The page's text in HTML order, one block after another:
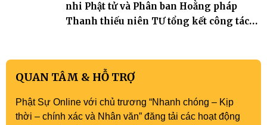
nhi Phật tử và Phân ban Hoằng pháp
Thanh thiếu niên TƯ tổng kết công tác
QUAN TÂM & HỖ TRỢ
Phật Sự Online với chủ trương “Nhanh chóng – Kịp
thời – chính xác và Nhân văn” đăng tải các hoạt động